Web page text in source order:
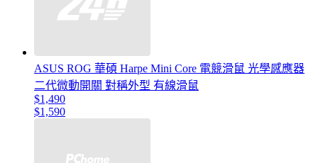
ASUS ROG 華碩 Harpe Mini Core 電競滑鼠 光學感應器
二代微動開關 對稱外型 有線滑鼠
$1,490
$1,590